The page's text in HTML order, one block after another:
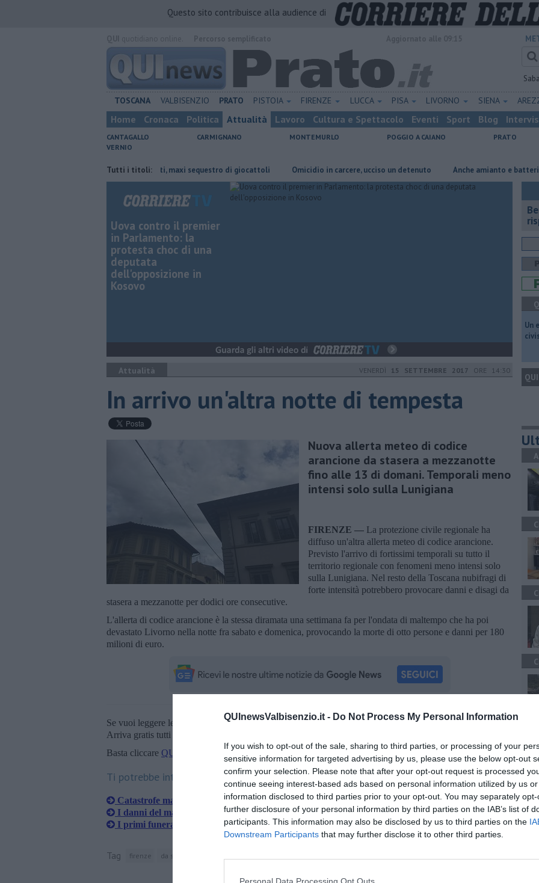
QUInewsValbisenzio.it - Do Not Process My Personal Information
If you wish to opt-out of the sale, sharing to third parties, or processing of your
sensitive information for targeted advertising by us, please use the below opt-out
confirm your selection. Please note that after your opt-out request is processed
continue seeing interest-based ads based on personal information utilized by us
information disclosed to third parties prior to your opt-out. You may separately
further disclosure of your personal information by third parties on the IAB’s list of
participants. This information may also be disclosed by us to third parties on the
Downstream Participants that may further disclose it to other third parties.
Personal Data Processing Opt Outs
Questo sito contribuisce alla audience di
TOSCANA VALBISENZIO PRATO PISTOIA FIRENZE LUCCA PISA LIVORNO SIENA
Home Cronaca Politica Attualità Lavoro Cultura e Spettacolo Eventi Sport Blog
CANTAGALLO CARMIGNANO MONTEMURLO POGGIO A CAIANO PRATO
VERNIO
Tutti i titoli:
Marchi contraffatti, maxi sequestro di giocattoli Omicidio in carcere, ucciso un detenuto Anche amianto e batterie nella
Uova contro il premier
in Parlamento: la
protesta choc di una
deputata
dell'opposizione in
Kosovo
Attualità VENERDÌ 15 SETTEMBRE 2017 ORE 14:30
In arrivo un'altra notte di tempesta
Nuova allerta meteo di codice
arancione da stasera a mezzanotte
fino alle 13 di domani. Temporali meno
intensi solo sulla Lunigiana
FIRENZE — La protezione civile regionale ha
diffuso un'altra allerta meteo di codice arancione.
Previsto l'arrivo di fortissimi temporali su tutto il
territorio regionale con fenomeni meno intensi solo
sulla Lunigiana. Nel resto della Toscana nubifragi di
forte intensità potrebbero provocare danni e disagi da
stasera a mezzanotte per dodici ore consecutive.
L'allerta di codice arancione è la stessa diramata una settimana fa per l'ondata di maltempo che ha poi
devastato Livorno nella notte fra sabato e domenica, provocando la morte di otto persone e danni per 180
milioni di euro.
Se vuoi leggere le notizie principali della Toscana iscriviti allaNewsletter QUInews - ToscanaMedia.
Arriva gratis tutti i giorni alle 20:00 direttamente nella tua casella di posta.
Basta cliccare QUI
Ti potrebbe interessare anche:
Catastrofe maltempo, danni per 180 milioni di euro
I danni del maltempo - VIDEO
I primi funerali delle vittime del nubifragio
Tag firenze da stasera/la vita vista da un aereo
​Un
QUI